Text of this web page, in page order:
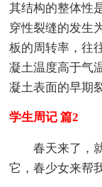
其结构的整体性
穿性裂缝的发生
板的周转率，往
凝土温度高于气
凝土表面的早期
学生周记 篇2
春天来了，
它，春少女来帮